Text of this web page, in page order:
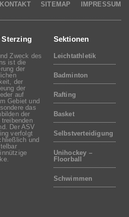
KONTAKT SITEMAP IMPRESSUM
Sterzing
Zweck des
ist die
der
der
der
auf
Gebiet und
das
der
treibenden
Der ASV
verfolgt
und
Sektionen
Leichtathletik
Badminton
Rafting
Basket
Selbstverteidigung
Unihockey –
Floorball
Schwimmen